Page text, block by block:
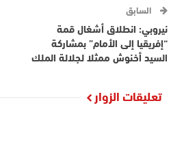
السابق
نيروبي: انطلاق أشغال قمة
“إفريقيا إلى الأمام” بمشاركة
السيد أخنوش ممثلا لجلالة الملك
تعليقات الزوار